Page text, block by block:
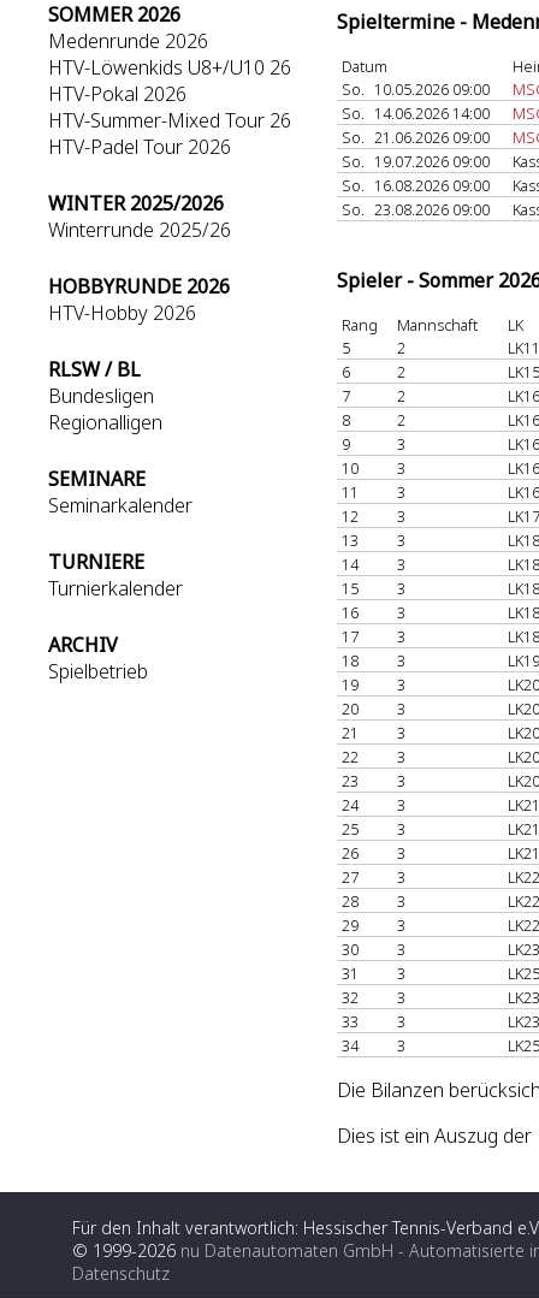
SOMMER 2026
Medenrunde 2026
HTV-Löwenkids U8+/U10 26
HTV-Pokal 2026
HTV-Summer-Mixed Tour 26
HTV-Padel Tour 2026
WINTER 2025/2026
Winterrunde 2025/26
HOBBYRUNDE 2026
HTV-Hobby 2026
RLSW / BL
Bundesligen
Regionalligen
SEMINARE
Seminarkalender
TURNIERE
Turnierkalender
ARCHIV
Spielbetrieb
Spieltermine -
Datum
So. 10.05.2026 09:00
So. 14.06.2026 14:00
So. 21.06.2026 09:00
So. 19.07.2026 09:00
So. 16.08.2026 09:00
So. 23.08.2026 09:00
Spieler - Sommer
Rang Mannschaft
LK
5
2
6
2
7
2
8
2
9
3
10
3
11
3
12
3
13
3
14
3
15
3
16
3
17
3
18
3
19
3
20
3
21
3
22
3
23
3
24
3
25
3
26
3
27
3
28
3
29
3
30
3
31
3
32
3
33
3
34
3
Die Bilanzen
Dies ist ein Auszug
Für den Inhalt verantwortlich: Hessischer Tennis-Verband
© 1999-2026 nu Datenautomaten GmbH - Automatisierte
Datenschutz